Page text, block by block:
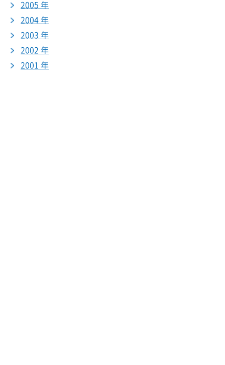
2005 年
2004 年
2003 年
2002 年
2001 年